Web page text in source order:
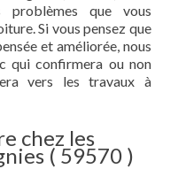
que vous
Si vous pensez que
et améliorée, nous
qui confirmera ou non
vers les travaux à
chez les
( 59570 )